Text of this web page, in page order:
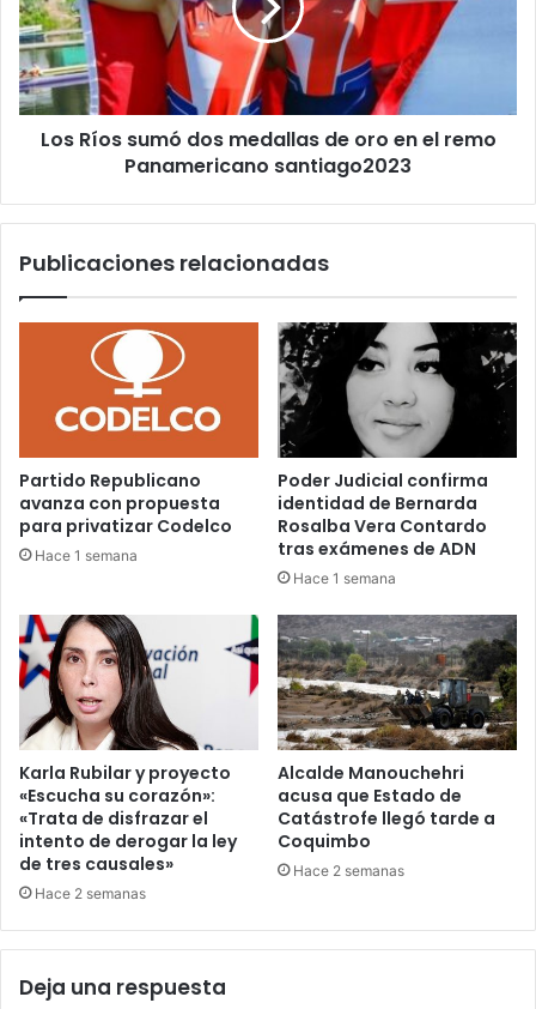
medallas
de
oro
en
el
remoLos Ríos sumó dos medallas de oro en el remo
Panamericano santiago2023
Publicaciones relacionadas
Partido Republicano
avanza con propuesta
para privatizar Codelco
Hace 1 semana
Poder Judicial confirma
identidad de Bernarda
Rosalba Vera Contardo
tras exámenes de ADN
Hace 1 semana
Karla Rubilar y proyecto
«Escucha su corazón»:
«Trata de disfrazar el
intento de derogar la ley
de tres causales»
Hace 2 semanas
Alcalde Manouchehri
acusa que Estado de
Catástrofe llegó tarde a
Coquimbo
Hace 2 semanas
Deja una respuesta